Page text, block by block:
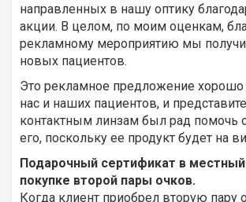
направленных в нашу оптику
акции. В целом, по моим оценкам,
рекламному мероприятию мы
новых пациентов.
Это рекламное предложение хорошо
нас и наших пациентов, и
контактным линзам был рад помочь
его, поскольку ее продукт будет на
Подарочный сертификат в местный
покупке второй пары очков.
Когда клиент приобрел вторую